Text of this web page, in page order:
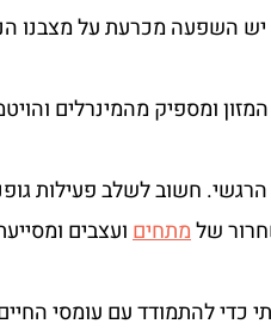
יש השפעה מכרעת על מצבנו
ומספיק מהמינרלים
חשוב לשלב פעילות
שלמתחיםועצבים
כדי להתמודד עם עומסי